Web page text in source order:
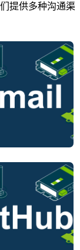
提供多种沟通渠